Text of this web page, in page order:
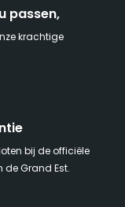
passen,
krachtige
bij de officiële
de Grand Est.